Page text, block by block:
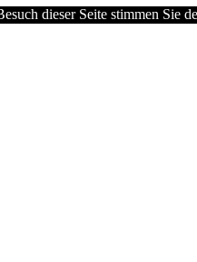
dieser Seite stimmen Sie